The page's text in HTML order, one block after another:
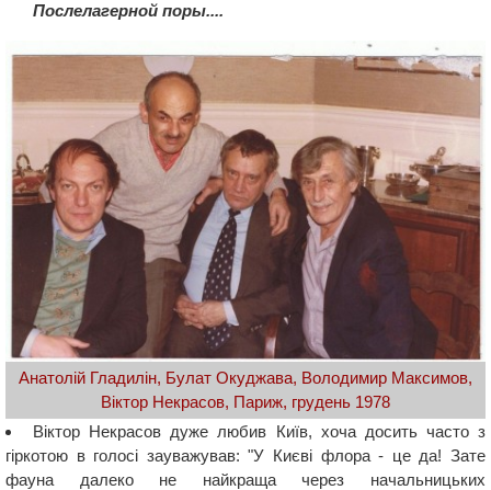
Послелагерной поры....
Анатолій Гладилін, Булат Окуджава, Володимир Максимов,
Віктор Некрасов, Париж, грудень 1978
Віктор Некрасов дуже любив Київ, хоча досить часто з
гіркотою в голосі зауважував: "У Києві флора - це да! Зате
фауна далеко не найкраща через начальницьких